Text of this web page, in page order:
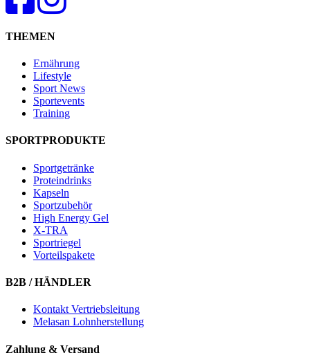
THEMEN
Ernährung
Lifestyle
Sport News
Sportevents
Training
SPORTPRODUKTE
Sportgetränke
Proteindrinks
Kapseln
Sportzubehör
High Energy Gel
X-TRA
Sportriegel
Vorteilspakete
B2B / HÄNDLER
Kontakt Vertriebsleitung
Melasan Lohnherstellung
Zahlung & Versand